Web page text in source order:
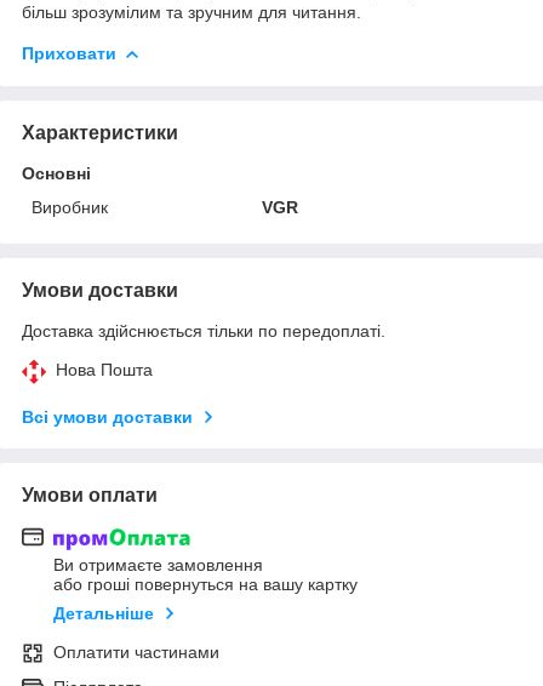
більш зрозумілим та зручним для читання.
Приховати
Характеристики
Основні
Виробник
VGR
Умови доставки
Доставка здійснюється тільки по передоплаті.
Нова Пошта
Всі умови доставки
Умови оплати
Ви отримаєте замовлення
або гроші повернуться на вашу картку
Детальніше
Оплатити частинами